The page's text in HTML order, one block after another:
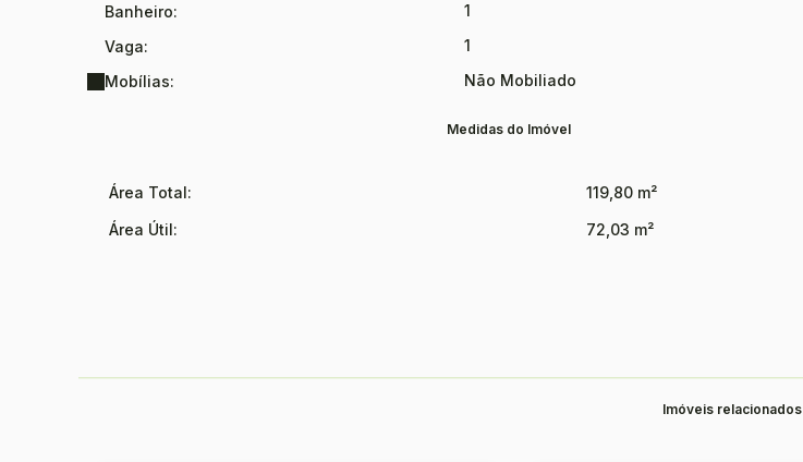
Banheiro:
1
Vaga:
1
Mobílias:
Não Mobiliado
Medidas do Imóvel
Área Total:
119,80 m²
Área Útil:
72,03 m²
Imóveis relacionados